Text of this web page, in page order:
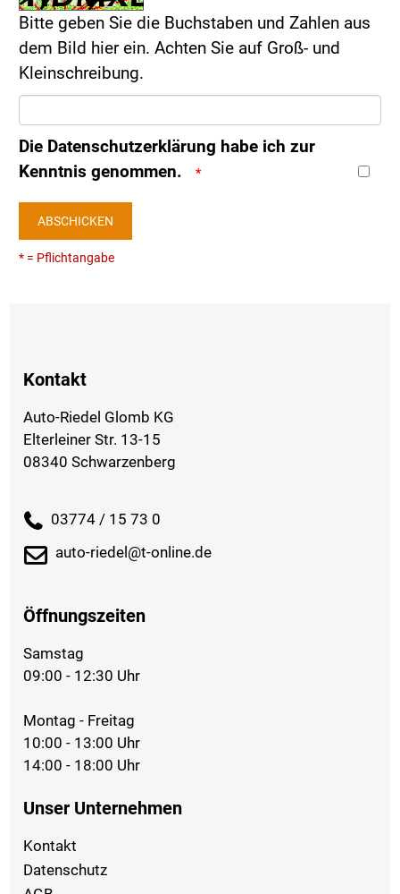
Bitte geben Sie die Buchstaben und Zahlen aus
dem Bild hier ein. Achten Sie auf Groß- und
Kleinschreibung.
Die Datenschutzerklärung habe ich zur
Kenntnis genommen.
ABSCHICKEN
* = Pflichtangabe
Kontakt
Auto-Riedel Glomb KG
Elterleiner Str. 13-15
08340 Schwarzenberg
03774 / 15 73 0
auto-riedel@t-online.de
Öffnungszeiten
Samstag
09:00 - 12:30 Uhr
Montag - Freitag
10:00 - 13:00 Uhr
14:00 - 18:00 Uhr
Unser Unternehmen
Kontakt
Datenschutz